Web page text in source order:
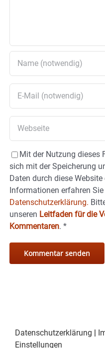
Mit der Nutzung dieses
sich mit der Speicherung
Daten durch diese
Informationen erfahren Sie
Datenschutzerklärung.
unseren Leitfaden für die
Kommentaren. *
Datenschutzerklärung |
Einstellungen